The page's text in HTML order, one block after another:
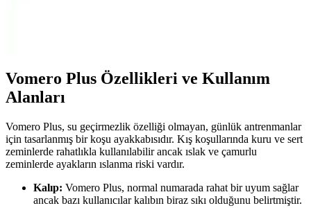
Vomero Plus Özellikleri ve Kullanım
Alanları
Vomero Plus, su geçirmezlik özelliği olmayan, günlük antrenmanlar
için tasarlanmış bir koşu ayakkabısıdır. Kış koşullarında kuru ve sert
zeminlerde rahatlıkla kullanılabilir ancak ıslak ve çamurlu
zeminlerde ayakların ıslanma riski vardır.
Kalıp: Vomero Plus, normal numarada rahat bir uyum sağlar
ancak bazı kullanıcılar kalıbın biraz sıkı olduğunu belirtmiştir.